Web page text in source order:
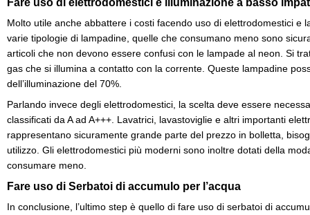
Molto utile anche abbattere i costi facendo uso di elettrodomestici e
varie tipologie di lampadine, quelle che consumano meno sono
articoli che non devono essere confusi con le lampade al neon. Si
gas che si illumina a contatto con la corrente. Queste lampadine
dell’illuminazione del 70%.
Parlando invece degli elettrodomestici, la scelta deve essere
classificati da A ad A+++. Lavatrici, lavastoviglie e altri importanti
rappresentano sicuramente grande parte del prezzo in bolletta,
utilizzo. Gli elettrodomestici più moderni sono inoltre dotati della
consumare meno.
Fare uso di Serbatoi di accumulo per l’acqua
In conclusione, l’ultimo step è quello di fare uso di serbatoi di